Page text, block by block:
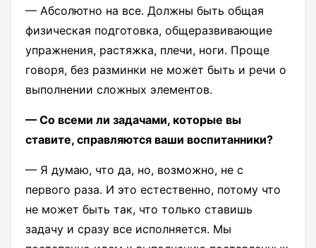
— Абсолютно на все. Должны быть общая
физическая подготовка, общеразвивающие
упражнения, растяжка, плечи, ноги. Проще
говоря, без разминки не может быть и речи о
выполнении сложных элементов.
— Со всеми ли задачами, которые вы
ставите, справляются ваши воспитанники?
— Я думаю, что да, но, возможно, не с
первого раза. И это естественно, потому что
не может быть так, что только ставишь
задачу и сразу все исполняется. Мы